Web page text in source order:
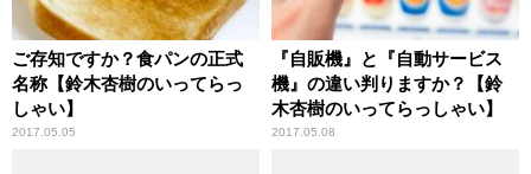
ご存知ですか？食パンの正式
名称【鈴木杏樹のいってらっ
しゃい】
2017.05.05
『自販機』と『自動サービス
機』の違い判りますか？【鈴
木杏樹のいってらっしゃい】
2017.05.08